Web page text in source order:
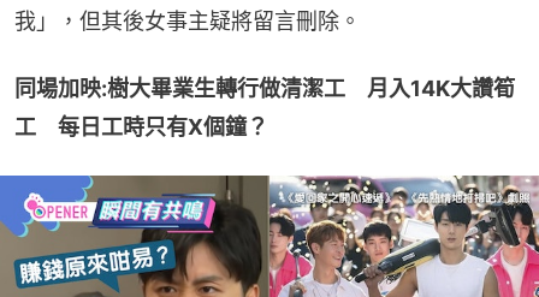
我」，但其後女事主疑將留言刪除。
同場加映:樹大畢業生轉行做清潔工　月入14K大讚筍
工　每日工時只有X個鐘？